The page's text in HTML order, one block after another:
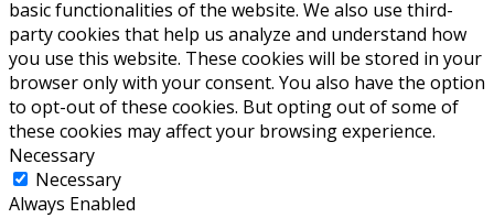
basic functionalities of the website. We also use third-
party cookies that help us analyze and understand how
you use this website. These cookies will be stored in your
browser only with your consent. You also have the option
to opt-out of these cookies. But opting out of some of
these cookies may affect your browsing experience.
Necessary
Necessary
Always Enabled